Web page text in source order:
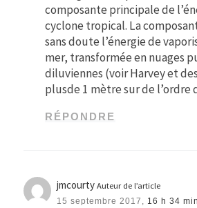
composante principale de
cyclone tropical. La
sans doute l’énergie de
mer, transformée en nuages
diluviennes (voir Harvey et
plusde 1 mètre sur de l’ordre
RÉPONDRE
jmcourty Auteur de l’article
15 septembre 2017, 16 h 34 min